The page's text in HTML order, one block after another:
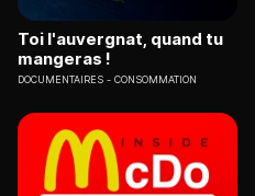
Toi l'auvergnat, quand tu
mangeras !
DOCUMENTAIRES CONSOMMATION